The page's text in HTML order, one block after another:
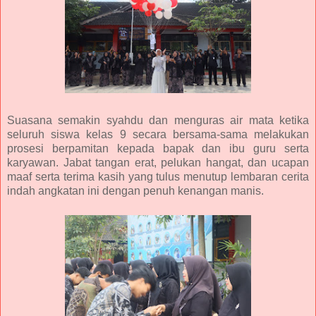
Suasana semakin syahdu dan menguras air mata ketika
seluruh siswa kelas 9 secara bersama-sama melakukan
prosesi berpamitan kepada bapak dan ibu guru serta
karyawan. Jabat tangan erat, pelukan hangat, dan ucapan
maaf serta terima kasih yang tulus menutup lembaran cerita
indah angkatan ini dengan penuh kenangan manis.